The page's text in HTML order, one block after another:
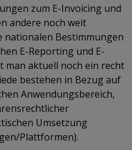
zum E-Invoicing und
andere noch weit
nationalen Bestimmungen
E-Reporting und E-
man aktuell noch ein recht
bestehen in Bezug auf
Anwendungsbereich,
Umsetzung
Plattformen).